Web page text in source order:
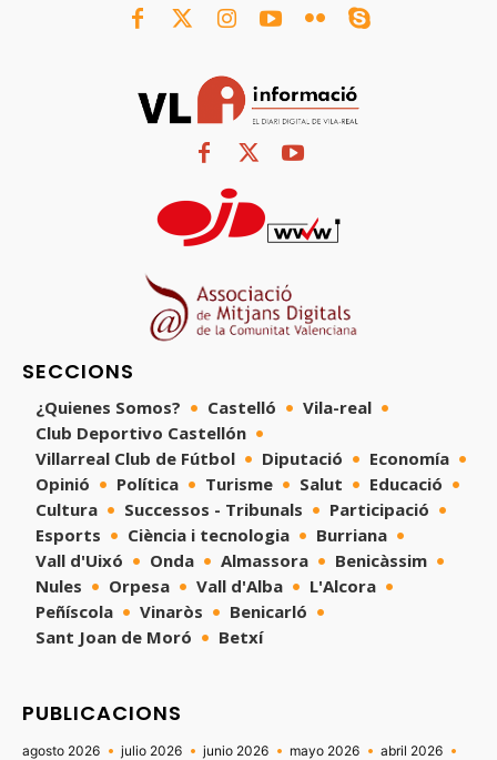
SECCIONS
¿Quienes Somos? Castelló
Vila-real
Club Deportivo Castellón
Villarreal Club de Fútbol
Diputació
Economía
Opinió
Política Turisme Salut
Educació
Cultura
Successos - Tribunals
Participació
Esports
Ciència i tecnologia
Burriana
Vall d'Uixó
Onda Almassora
Benicàssim
Nules
Orpesa Vall d'Alba
L'Alcora
Peñíscola
Vinaròs
Benicarló
Sant Joan de Moró
Betxí
PUBLICACIONS
agosto 2026 julio 2026 junio 2026 mayo 2026
abril 2026